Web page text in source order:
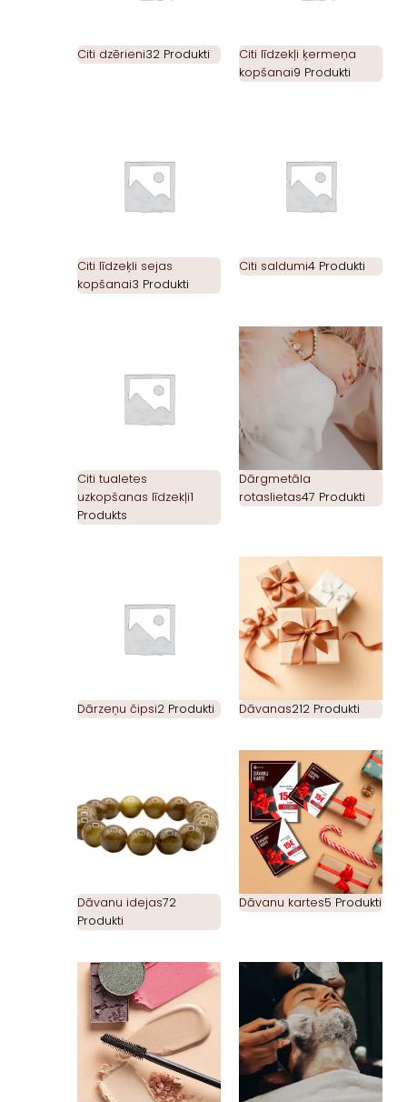
Citi dzērieni32 Produkti
Citi līdzekļi ķermeņa
kopšanai9 Produkti
Citi līdzeķli sejas
kopšanai3 Produkti
Citi saldumi4 Produkti
Citi tualetes
uzkopšanas līdzekļi1
Produkts
Dārgmetāla
rotaslietas47 Produkti
Dārzeņu čipsi2 Produkti Dāvanas212 Produkti
Dāvanu idejas72
Produkti
Dāvanu kartes5 Produkti